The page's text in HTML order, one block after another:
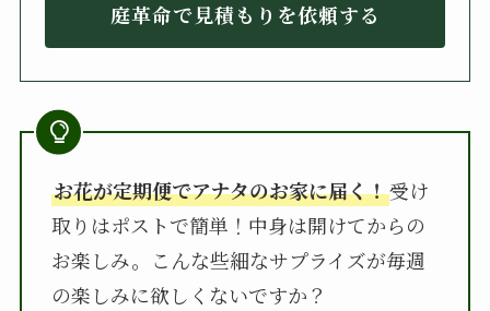
庭革命で見積もりを依頼する
お花が定期便でアナタのお家に届く！受け
取りはポストで簡単！中身は開けてからの
お楽しみ。こんな些細なサプライズが毎週
の楽しみに欲しくないですか？